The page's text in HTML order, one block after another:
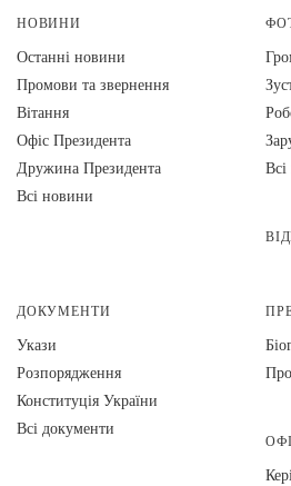
НОВИНИ
Останні новини
Промови та звернення
Вiтання
Офіс Президента
Дружина Президента
Всі новини
Всі
ДОКУМЕНТИ
Укази
Розпорядження
Конституція України
Всі документи